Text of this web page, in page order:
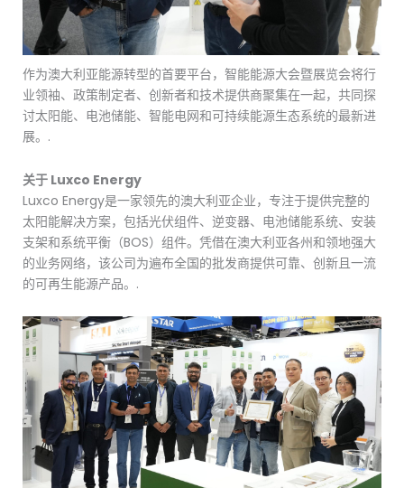
作为澳大利亚能源转型的首要平台，智能能源大会暨展览会将行
业领袖、政策制定者、创新者和技术提供商聚集在一起，共同探
讨太阳能、电池储能、智能电网和可持续能源生态系统的最新进
展。.
关于 Luxco Energy
Luxco Energy是一家领先的澳大利亚企业，专注于提供完整的
太阳能解决方案，包括光伏组件、逆变器、电池储能系统、安装
支架和系统平衡（BOS）组件。凭借在澳大利亚各州和领地强大
的业务网络，该公司为遍布全国的批发商提供可靠、创新且一流
的可再生能源产品。.